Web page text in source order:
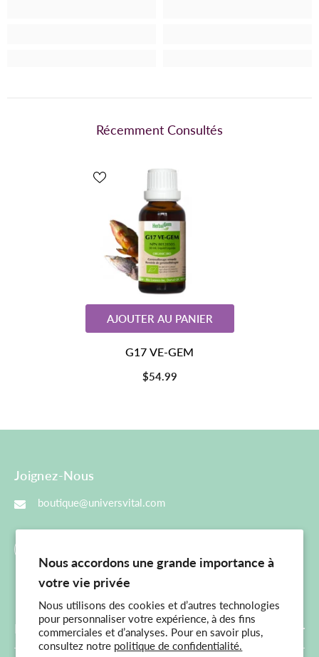
Nous accordons une grande importance à
votre vie privée
Nous utilisons des cookies et d’autres technologies
pour personnaliser votre expérience, à des fins
commerciales et d’analyses. Pour en savoir plus,
consultez notre politique de confidentialité.
Récemment Consultés
AJOUTER AU PANIER
G17 VE-GEM
$54.99
Joignez-Nous
boutique@universvital.com
Menu Principal